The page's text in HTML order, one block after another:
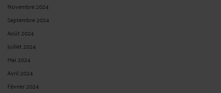
Novembre 2024
Septembre 2024
Août 2024
Juillet 2024
Mai 2024
Avril 2024
Février 2024